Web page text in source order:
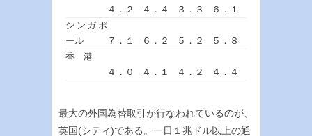
４．２
４．４ ３．３
６．１
シンガポ
ール
７．１ ６．２ ５．２
５．８
香 港
４．０
４．１ ４．２ ４．４
最大の外国為替取引が行なわれているのが、
英国(シティ)である。一日１兆ドル以上の通